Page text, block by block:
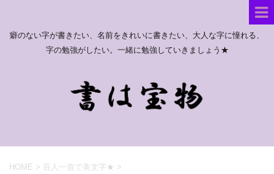
癖のない字が書きたい、名前をきれいに書きたい、大人な字に憧れる、
字の勉強がしたい。一緒に勉強していきましょう★
HOME > 百人一首で美文字★ >